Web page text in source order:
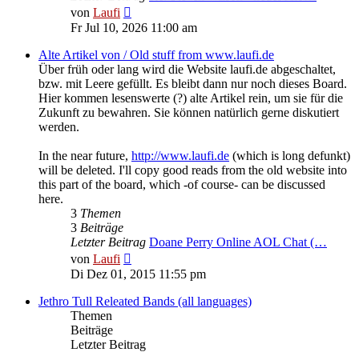
von Laufi
Beitrag
Fr Jul 10, 2026 11:00 am
Alte Artikel von / Old stuff from www.laufi.de
Über früh oder lang wird die Website laufi.de abgeschaltet,
bzw. mit Leere gefüllt. Es bleibt dann nur noch dieses Board.
Hier kommen lesenswerte (?) alte Artikel rein, um sie für die
Zukunft zu bewahren. Sie können natürlich gerne diskutiert
werden.
In the near future, http://www.laufi.de (which is long defunkt)
will be deleted. I'll copy good reads from the old website into
this part of the board, which -of course- can be discussed
here.
3 Themen
3 Beiträge
Letzter Beitrag Doane Perry Online AOL Chat (…
von Laufi
Beitrag
Di Dez 01, 2015 11:55 pm
Jethro Tull Releated Bands (all languages)
Themen
Beiträge
Letzter Beitrag